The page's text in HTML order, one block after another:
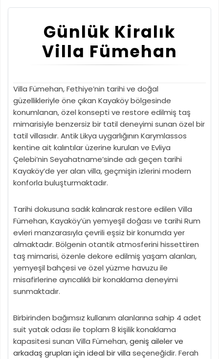
Günlük Kiralık
Villa Fümehan
Villa Fümehan, Fethiye’nin tarihi ve doğal
güzellikleriyle öne çıkan Kayaköy bölgesinde
konumlanan, özel konsepti ve restore edilmiş taş
mimarisiyle benzersiz bir tatil deneyimi sunan özel bir
tatil villasıdır. Antik Likya uygarlığının Karymlassos
kentine ait kalıntılar üzerine kurulan ve Evliya
Çelebi’nin Seyahatname’sinde adı geçen tarihi
Kayaköy’de yer alan villa, geçmişin izlerini modern
konforla buluşturmaktadır.
Tarihi dokusuna sadık kalınarak restore edilen Villa
Fümehan, Kayaköy’ün yemyeşil doğası ve tarihi Rum
evleri manzarasıyla çevrili eşsiz bir konumda yer
almaktadır. Bölgenin otantik atmosferini hissettiren
taş mimarisi, özenle dekore edilmiş yaşam alanları,
yemyeşil bahçesi ve özel yüzme havuzu ile
misafirlerine ayrıcalıklı bir konaklama deneyimi
sunmaktadır.
Birbirinden bağımsız kullanım alanlarına sahip 4 adet
suit yatak odası ile toplam 8 kişilik konaklama
kapasitesi sunan Villa Fümehan,geniş aileler ve
arkadaş grupları için ideal bir villa seçeneğidir. Ferah